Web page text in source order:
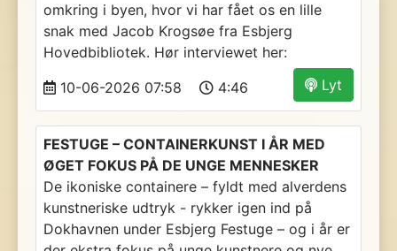
omkring i byen, hvor vi har fået os en lille
snak med Jacob Krogsøe fra Esbjerg
Hovedbibliotek. Hør interviewet her:
Lyt
10-06-2026 07:58 4:46
FESTUGE – CONTAINERKUNST I ÅR MED
ØGET FOKUS PÅ DE UNGE MENNESKER
De ikoniske containere – fyldt med alverdens
kunstneriske udtryk - rykker igen ind på
Dokhavnen under Esbjerg Festuge – og i år er